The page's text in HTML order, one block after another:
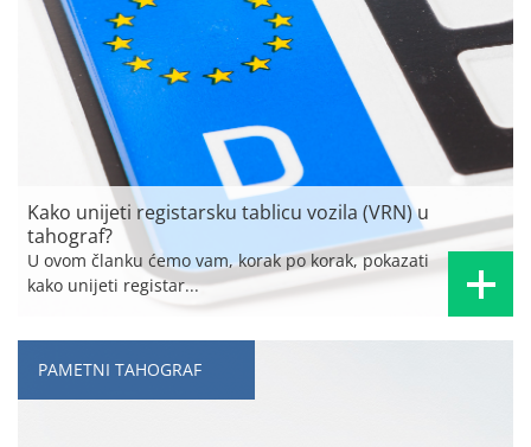
Kako unijeti registarsku tablicu vozila (VRN) u
tahograf?
U ovom članku ćemo vam, korak po korak, pokazati
kako unijeti registar...
PAMETNI TAHOGRAF